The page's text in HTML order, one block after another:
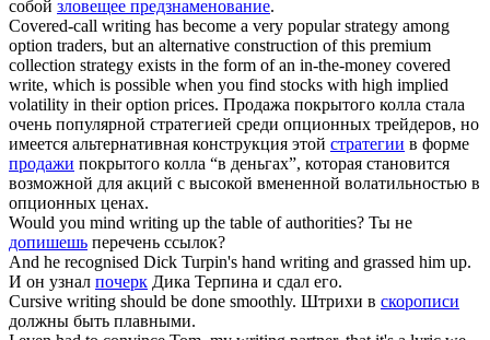
собой зловещее предзнаменование.
Covered-call writing has become a very popularstrategy among
option traders, but an alternative construction of this premium
collection strategy exists in the form of an in-the-money covered
write, which is possible when you find stocks with high implied
volatility in their option prices. Продажа покрытого колла стала
очень популярной стратегией среди опционных трейдеров, но
имеется альтернативная конструкция этой стратегии в форме
продажи покрытого колла “в деньгах”, которая становится
возможной для акций с высокой вмененной волатильностью в
опционных ценах.
Would you mind writing up the table of authorities? Ты не
допишешь перечень ссылок?
And he recognised Dick Turpin's hand writing and grassed him up.
И он узнал почерк Дика Терпина и сдал его.
Cursive writing should be done smoothly. Штрихи в скорописи
должны быть плавными.